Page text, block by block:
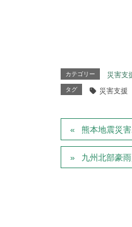
カテゴリー 災害支
タグ 災害支援
熊本地震災
九州北部豪